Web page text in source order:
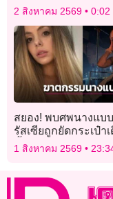
2 สิงหาคม 2569 0:02
สยอง! พบศพนางแบ
รัสเซียถูกยัดกระเป๋า
ทิ้งคลอง หลังหายตัว
1 สิงหาคม 2569